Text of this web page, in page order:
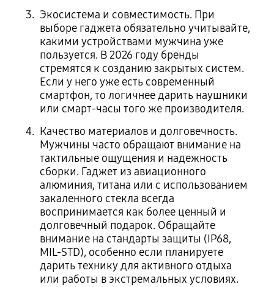
Экосистема и совместимость. При
выборе гаджета обязательно учитывайте,
какими устройствами мужчина уже
пользуется. В 2026 году бренды
стремятся к созданию закрытых систем.
Если у него уже есть современный
смартфон, то логичнее дарить наушники
или смарт-часы того же производителя.
Качество материалов и долговечность.
Мужчины часто обращают внимание на
тактильные ощущения и надежность
сборки. Гаджет из авиационного
алюминия, титана или с использованием
закаленного стекла всегда
воспринимается как более ценный и
долговечный подарок. Обращайте
внимание на стандарты защиты (IP68,
MIL-STD), особенно если планируете
дарить технику для активного отдыха
или работы в экстремальных условиях.